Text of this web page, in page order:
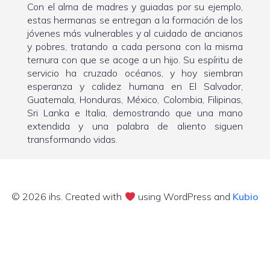
Con el alma de madres y guiadas por su ejemplo,
estas hermanas se entregan a la formación de los
jóvenes más vulnerables y al cuidado de ancianos
y pobres, tratando a cada persona con la misma
ternura con que se acoge a un hijo. Su espíritu de
servicio ha cruzado océanos, y hoy siembran
esperanza y calidez humana en El Salvador,
Guatemala, Honduras, México, Colombia, Filipinas,
Sri Lanka e Italia, demostrando que una mano
extendida y una palabra de aliento siguen
transformando vidas.
© 2026 ihs. Created with using WordPress and Kubio